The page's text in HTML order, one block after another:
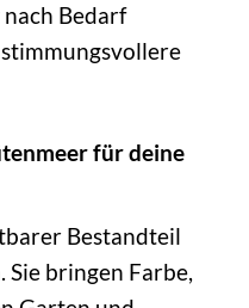
Bedarf
für deine
Bestandteil
bringen Farbe,